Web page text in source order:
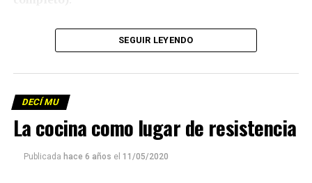
Descargar los archivos de audio:Bloque 1/Bloque 2
Descargar el programa
La reproducción de este programa es libre. Sólo tenés
que mandar un mail a
emitir todos los programas de Decí MU
SEGUIR LEYENDO
DECÍ MU
La cocina como lugar de resistencia
Publicada hace 6 años el 11/05/2020